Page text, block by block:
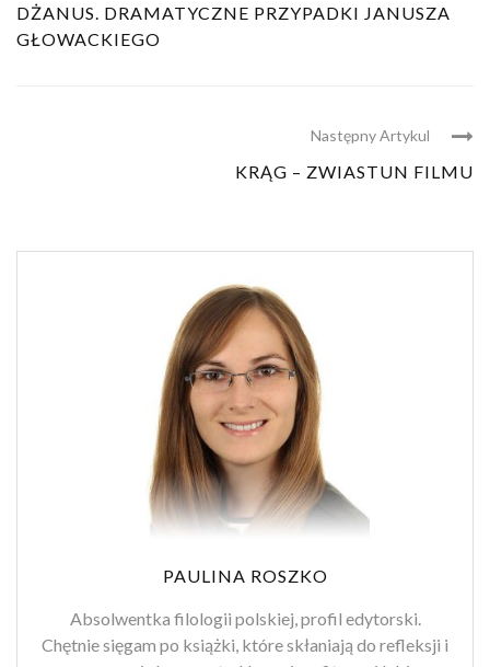
DŻANUS. DRAMATYCZNE PRZYPADKI JANUSZA
GŁOWACKIEGO
Następny Artykul
KRĄG – ZWIASTUN FILMU
PAULINA ROSZKO
Absolwentka filologii polskiej, profil edytorski.
Chętnie sięgam po książki, które skłaniają do refleksji i